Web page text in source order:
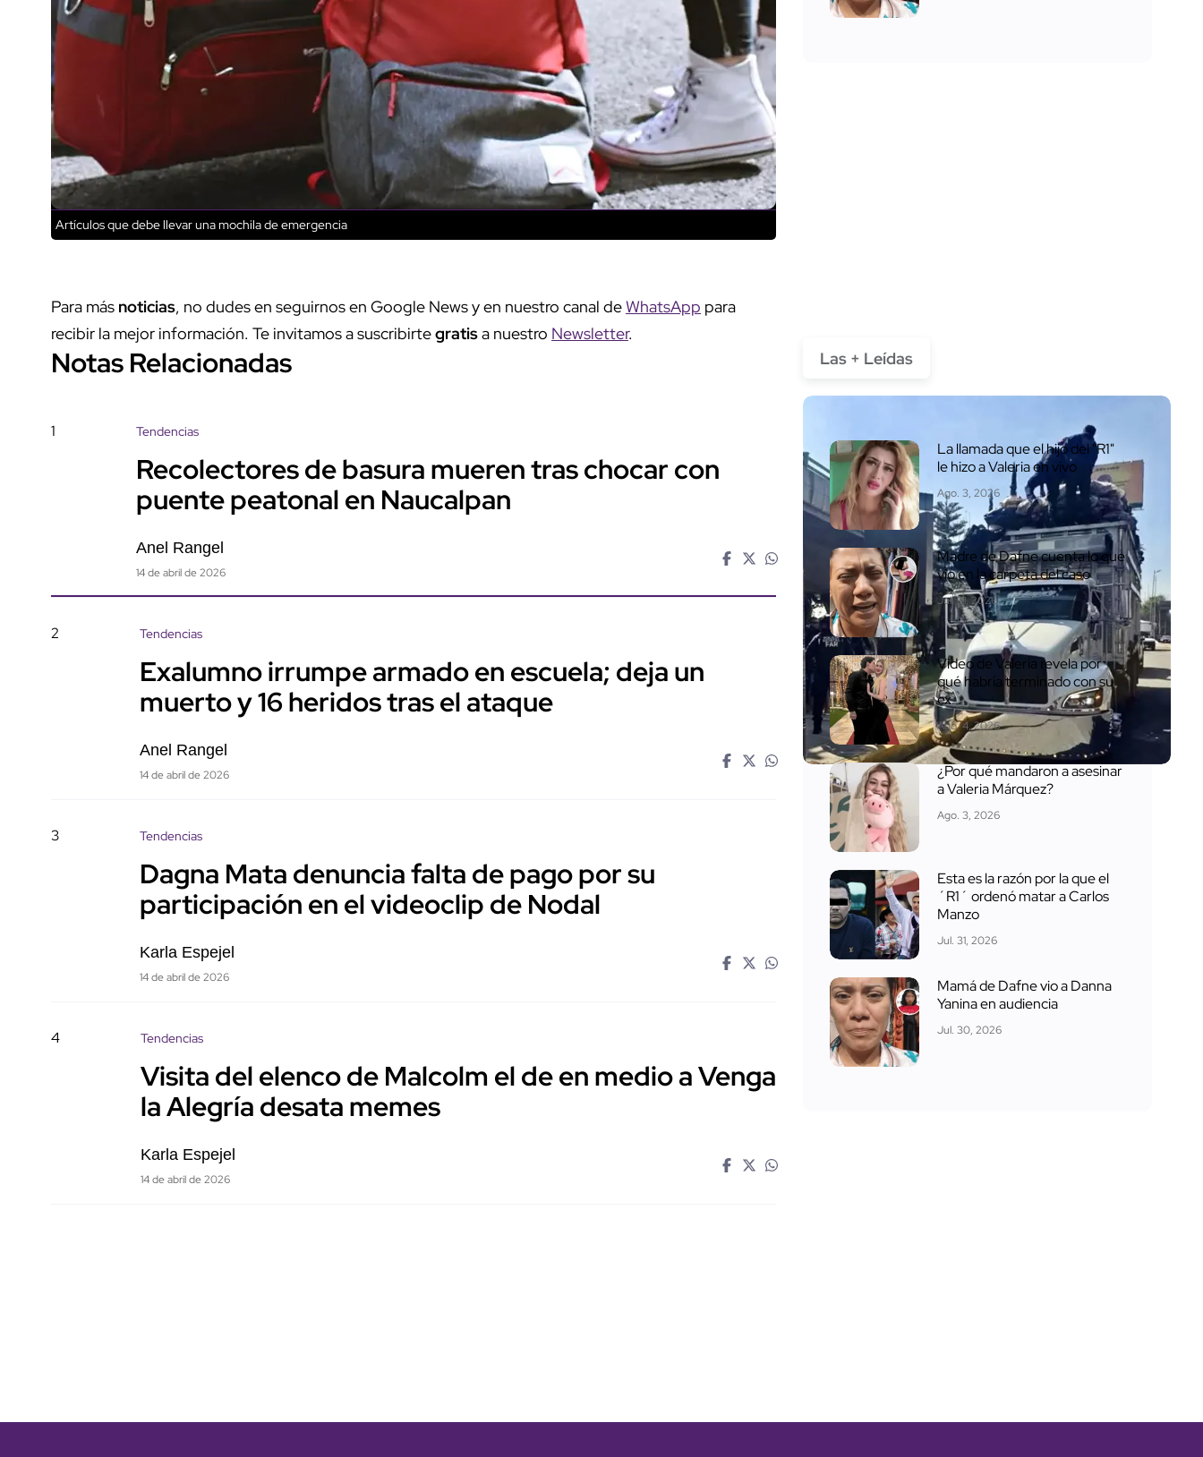
Artículos que debe llevar una mochila de emergencia
Para más noticias, no dudes en seguirnos en Google News y en nuestro canal deWhatsApp para
recibir la mejor información. Te invitamos a suscribirtegratisa nuestro Newsletter.
Notas Relacionadas
1 Tendencias
Recolectores de basura mueren tras chocar con
puente peatonal en Naucalpan
Anel Rangel
14 de abril de 2026
2 Tendencias
Exalumno irrumpe armado en escuela; deja un
muerto y 16 heridos tras el ataque
Anel Rangel
14 de abril de 2026
3 Tendencias
Dagna Mata denuncia falta de pago por su
participación en el videoclip de Nodal
Karla Espejel
14 de abril de 2026
4 Tendencias
Visita del elenco de Malcolm el de en medio a Venga
la Alegría desata memes
Karla Espejel
14 de abril de 2026
Las + Leídas
La llamada que el hijo del "R1"
le hizo a Valeria en vivo
Ago. 3, 2026
Madre de Dafne cuenta lo que
vio en la carpeta del caso
Jul. 31, 2026
Video de Valeria revela por
qué habría terminado con su
ex
Ago. 4, 2026
¿Por qué mandaron a asesinar
a Valeria Márquez?
Ago. 3, 2026
Esta es la razón por la que el
´R1´ ordenó matar a Carlos
Manzo
Jul. 31, 2026
Mamá de Dafne vio a Danna
Yanina en audiencia
Jul. 30, 2026